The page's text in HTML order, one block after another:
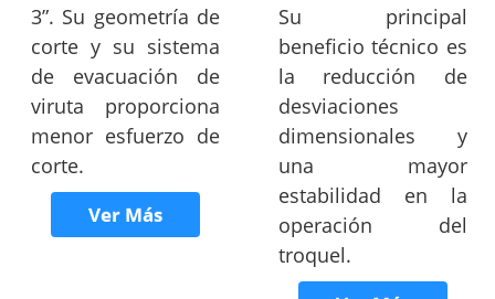
3”. Su geometría de
corte y su sistema
de evacuación de
viruta proporciona
menor esfuerzo de
corte.
Ver Más
Su principal
beneficio técnico es
la reducción de
desviaciones
dimensionales y
una mayor
estabilidad en la
operación del
troquel.